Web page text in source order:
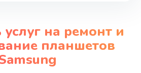
на ремонт и
планшетов